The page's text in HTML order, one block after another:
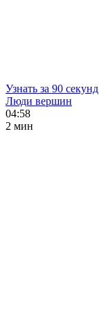
Узнать за 90 секунд
Люди вершин
04:58
2 мин